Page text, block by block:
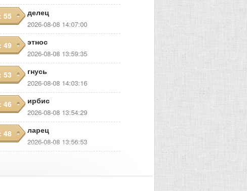
55 делец
2026-08-08 14:07:00
49 этнос
2026-08-08 13:59:35
53 гнусь
2026-08-08 14:03:16
46 ирбис
2026-08-08 13:54:29
48 ларец
2026-08-08 13:56:53